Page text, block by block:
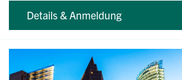
Details & Anmeldung